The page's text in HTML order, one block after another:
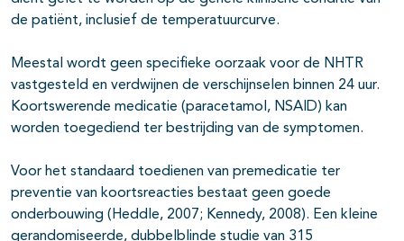
de patiënt, inclusief de temperatuurcurve.
Meestal wordt geen specifieke oorzaak voor de NHTR
vastgesteld en verdwijnen de verschijnselen binnen 24 uur.
Koortswerende medicatie (paracetamol, NSAID) kan
worden toegediend ter bestrijding van de symptomen.
Voor het standaard toedienen van premedicatie ter
preventie van koortsreacties bestaat geen goede
onderbouwing (Heddle, 2007; Kennedy, 2008). Een kleine
gerandomiseerde, dubbelblinde studie van 315